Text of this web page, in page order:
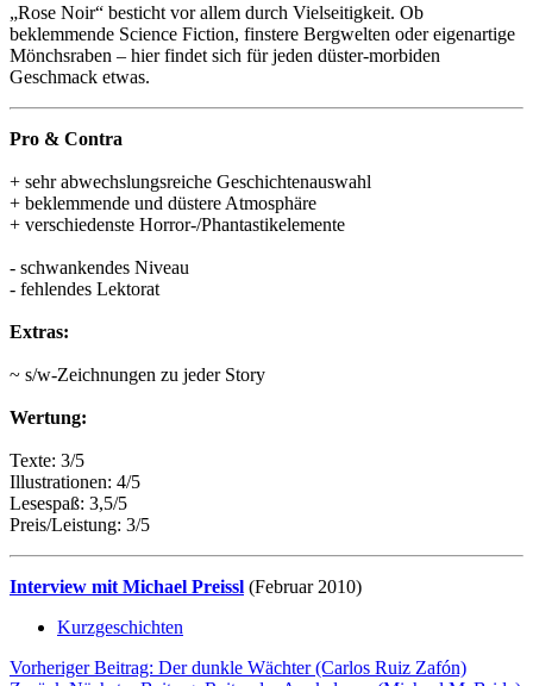
„Rose Noir“ besticht vor allem durch Vielseitigkeit. Ob
beklemmende Science Fiction, finstere Bergwelten oder eigenartige
Mönchsraben – hier findet sich für jeden düster-morbiden
Geschmack etwas.
Pro & Contra
+ sehr abwechslungsreiche Geschichtenauswahl
+ beklemmende und düstere Atmosphäre
+ verschiedenste Horror-/Phantastikelemente
- schwankendes Niveau
- fehlendes Lektorat
Extras:
~ s/w-Zeichnungen zu jeder Story
Wertung:
Texte: 3/5
Illustrationen: 4/5
Lesespaß: 3,5/5
Preis/Leistung: 3/5
Interview mit Michael Preissl (Februar 2010)
Kurzgeschichten
Vorheriger Beitrag: Der dunkle Wächter (Carlos Ruiz Zafón)